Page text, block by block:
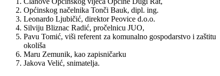
Općinskog načelnika Tonči Bauk, dipl. ing.
Leonardo Ljubičić, direktor Peovice d.o.o.
Silviju Bliznac Radić, pročelnicu JUO,
Pavu Tomić, viši referent za komunalno gospodarstvo i zaštitu
okoliša
Maru Zemunik, kao zapisničarku
Jakova Velić, snimatelja.